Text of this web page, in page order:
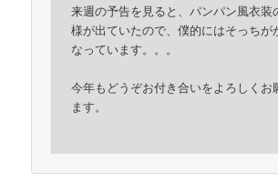
来週の予告を見ると、パンパン風衣装
様が出ていたので、僕的にはそっちが
なっています。。。
今年もどうぞお付き合いをよろしくお
ます。